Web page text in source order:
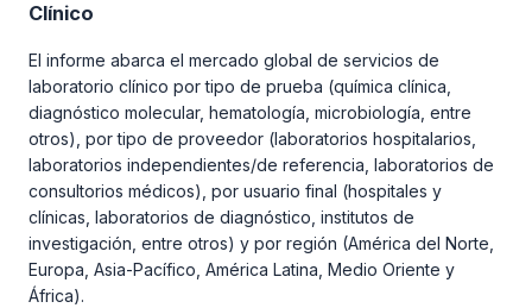
Clínico
El informe abarca el mercado global de servicios de
laboratorio clínico por tipo de prueba (química clínica,
diagnóstico molecular, hematología, microbiología, entre
otros), por tipo de proveedor (laboratorios hospitalarios,
laboratorios independientes/de referencia, laboratorios de
consultorios médicos), por usuario final (hospitales y
clínicas, laboratorios de diagnóstico, institutos de
investigación, entre otros) y por región (América del Norte,
Europa, Asia-Pacífico, América Latina, Medio Oriente y
África).